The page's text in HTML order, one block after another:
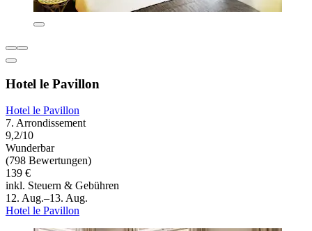
Hotel le Pavillon
Hotel le Pavillon
7. Arrondissement
9,2/10
Wunderbar
(798 Bewertungen)
139 €
inkl. Steuern & Gebühren
12. Aug.–13. Aug.
Hotel le Pavillon